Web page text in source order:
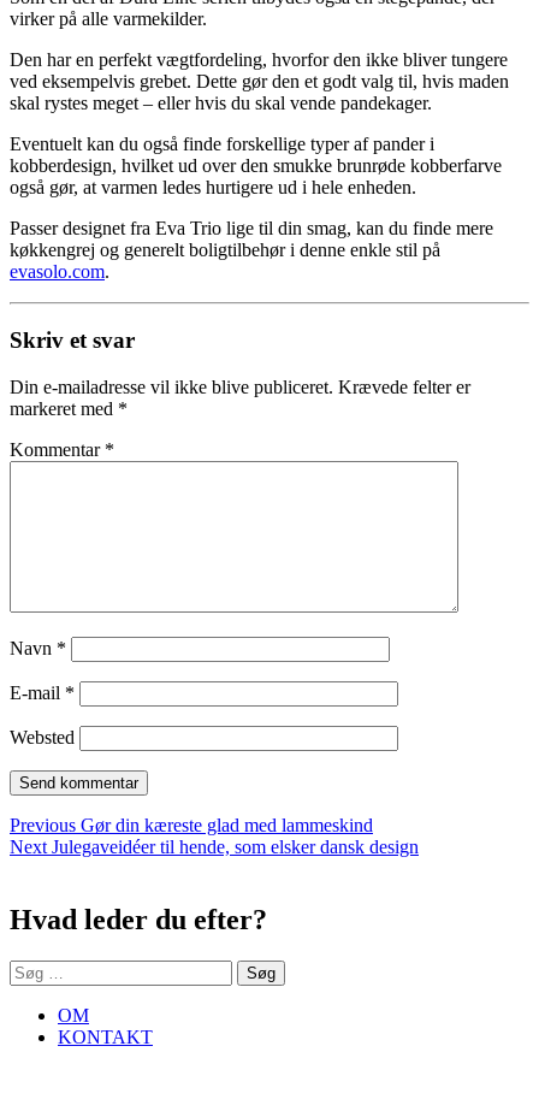
virker på alle varmekilder.
Den har en perfekt vægtfordeling, hvorfor den ikke bliver tungere
ved eksempelvis grebet. Dette gør den et godt valg til, hvis maden
skal rystes meget – eller hvis du skal vende pandekager.
Eventuelt kan du også finde forskellige typer af pander i
kobberdesign, hvilket ud over den smukke brunrøde kobberfarve
også gør, at varmen ledes hurtigere ud i hele enheden.
Passer designet fra Eva Trio lige til din smag, kan du finde mere
køkkengrej og generelt boligtilbehør i denne enkle stil på
evasolo.com.
Skriv et svar
Din e-mailadresse vil ikke blive publiceret. Krævede felter er
markeret med *
Kommentar *
Navn *
E-mail *
Websted
Indlægsnavigation
Previous Previous
post:
Gør din kæreste glad med lammeskind
Next Next
Julegaveidéer til hende, som elsker dansk design
Hvad leder du efter?
Søg
efter:
OM
KONTAKT